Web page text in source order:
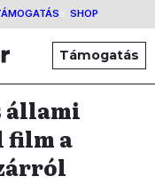
SHOP
Támogatás
állami
film a